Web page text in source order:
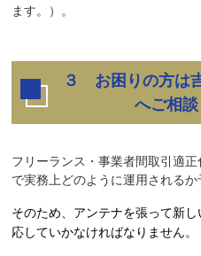
ます。）。
３ お困りの方は
へご相
フリーランス・事業者間取引適
で実務上どのように運用されるか
そのため、アンテナを張って新
応していかなければなりません。